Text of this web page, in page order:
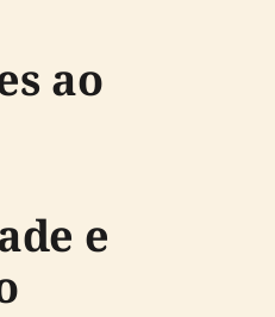
ao
e